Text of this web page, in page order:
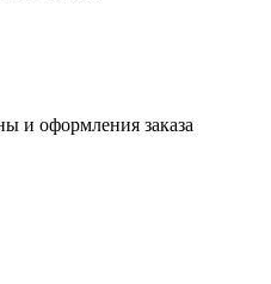
и оформления заказа